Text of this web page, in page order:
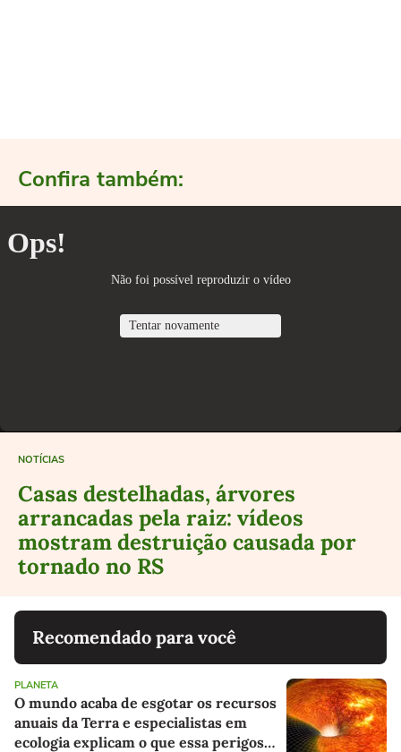
Confira também:
NOTÍCIAS
Casas destelhadas, árvores
arrancadas pela raiz: vídeos
mostram destruição causada por
tornado no RS
Recomendado para você
PLANETA
O mundo acaba de esgotar os recursos
anuais da Terra e especialistas em
ecologia explicam o que essa perigosa